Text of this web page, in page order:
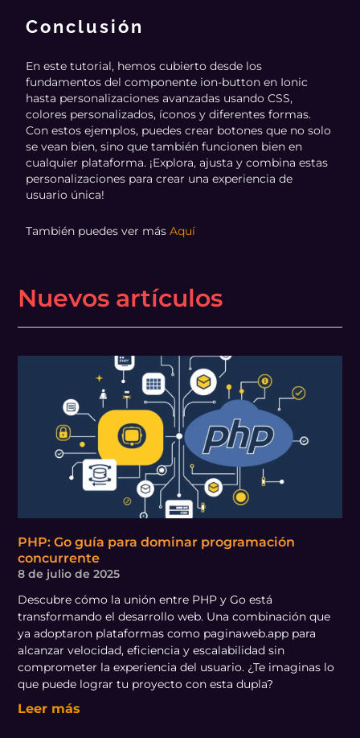
Conclusión
En este tutorial, hemos cubierto desde los
fundamentos del componente ion-button en Ionic
hasta personalizaciones avanzadas usando CSS,
colores personalizados, íconos y diferentes formas.
Con estos ejemplos, puedes crear botones que no solo
se vean bien, sino que también funcionen bien en
cualquier plataforma. ¡Explora, ajusta y combina estas
personalizaciones para crear una experiencia de
usuario única!
También puedes ver másAquí
Nuevos artículos
PHP: Go guía para dominar programación
concurrente
8 de julio de 2025
Descubre cómo la unión entre PHP y Go está
transformando el desarrollo web. Una combinación que
ya adoptaron plataformas como paginaweb.app para
alcanzar velocidad, eficiencia y escalabilidad sin
comprometer la experiencia del usuario. ¿Te imaginas lo
que puede lograr tu proyecto con esta dupla?
Leer más